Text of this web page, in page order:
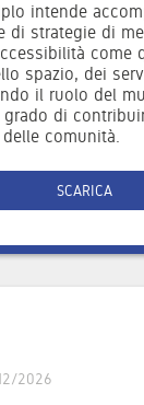
intende
di strategie di
come
spazio, dei
il ruolo del
di
comunità.
SCARICA
2026